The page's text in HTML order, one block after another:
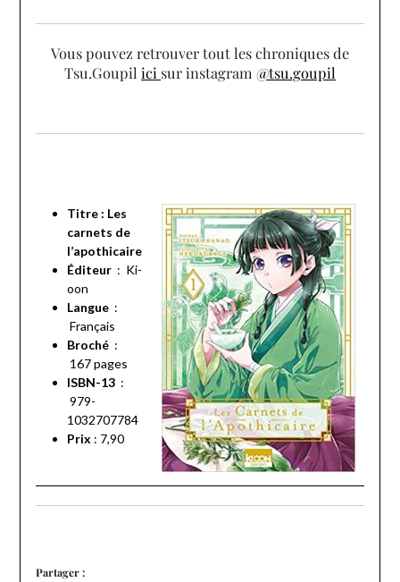
Vous pouvez retrouver tout les chroniques de
Tsu.Goupil ici sur instagram @tsu.goupil
Titre : Les
carnets de
l’apothicaire
Éditeur ‏ : ‎ Ki-
oon
Langue‏ :
Français
Broché‏ :
167 pages
ISBN-13‏ :
979-
1032707784
Prix : 7,90
Partager :